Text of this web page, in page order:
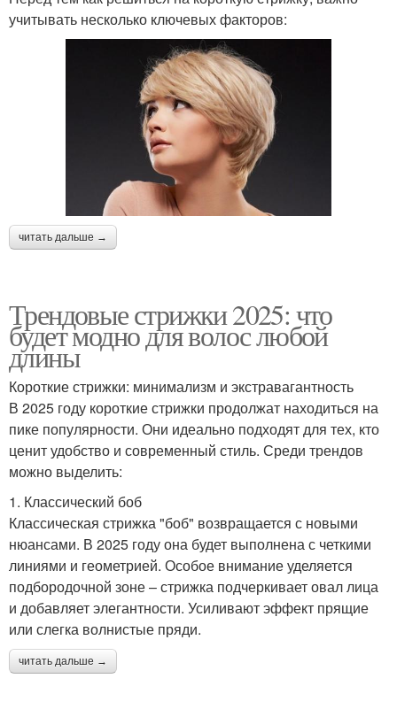
учитывать несколько ключевых факторов:
читать дальше →
Трендовые стрижки 2025: что
будет модно для волос любой
длины
Короткие стрижки: минимализм и экстравагантность
В 2025 году короткие стрижки продолжат находиться на
пике популярности. Они идеально подходят для тех, кто
ценит удобство и современный стиль. Среди трендов
можно выделить:
1. Классический боб
Классическая стрижка "боб" возвращается с новыми
нюансами. В 2025 году она будет выполнена с четкими
линиями и геометрией. Особое внимание уделяется
подбородочной зоне – стрижка подчеркивает овал лица
и добавляет элегантности. Усиливают эффект прящие
или слегка волнистые пряди.
читать дальше →